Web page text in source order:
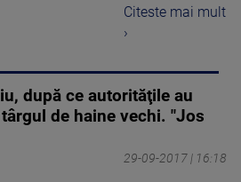
Citeste mai mult
›
după ce autorităţile au
de haine vechi. "Jos
29-09-2017 | 16:18